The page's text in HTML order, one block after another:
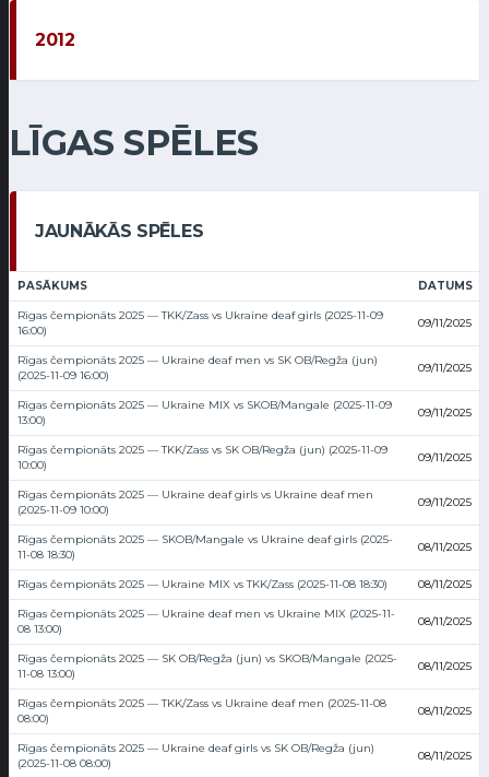
2012
LĪGAS SPĒLES
JAUNĀKĀS SPĒLES
PASĀKUMS DATUMS
Rīgas čempionāts 2025 — TKK/Zass vs Ukraine deaf girls (2025-11-09
16:00)
09/11/2025
Rīgas čempionāts 2025 — Ukraine deaf men vs SK OB/Regža (jun)
(2025-11-09 16:00)
09/11/2025
Rīgas čempionāts 2025 — Ukraine MIX vs SKOB/Mangale (2025-11-09
13:00)
09/11/2025
Rīgas čempionāts 2025 — TKK/Zass vs SK OB/Regža (jun) (2025-11-09
10:00)
09/11/2025
Rīgas čempionāts 2025 — Ukraine deaf girls vs Ukraine deaf men
(2025-11-09 10:00)
09/11/2025
Rīgas čempionāts 2025 — SKOB/Mangale vs Ukraine deaf girls (2025-
11-08 18:30)
08/11/2025
Rīgas čempionāts 2025 — Ukraine MIX vs TKK/Zass (2025-11-08 18:30) 08/11/2025
Rīgas čempionāts 2025 — Ukraine deaf men vs Ukraine MIX (2025-11-
08 13:00)
08/11/2025
Rīgas čempionāts 2025 — SK OB/Regža (jun) vs SKOB/Mangale (2025-
11-08 13:00)
08/11/2025
Rīgas čempionāts 2025 — TKK/Zass vs Ukraine deaf men (2025-11-08
08:00)
08/11/2025
Rīgas čempionāts 2025 — Ukraine deaf girls vs SK OB/Regža (jun)
(2025-11-08 08:00)
08/11/2025